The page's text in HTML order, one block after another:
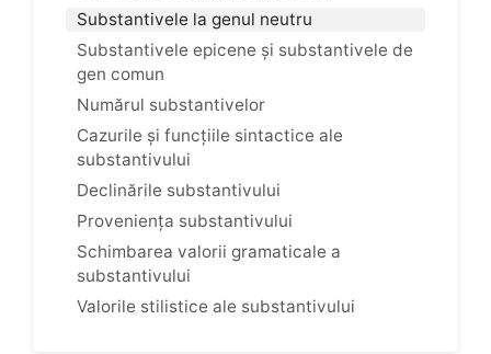
Substantivele la genul neutru
Substantivele epicene și substantivele de
gen comun
Numărul substantivelor
Cazurile și funcțiile sintactice ale
substantivului
Declinările substantivului
Proveniența substantivului
Schimbarea valorii gramaticale a
substantivului
Valorile stilistice ale substantivului